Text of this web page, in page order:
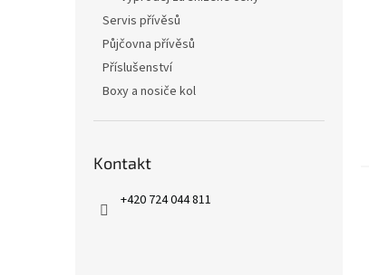
Servis přívěsů
Půjčovna přívěsů
Příslušenství
Boxy a nosiče kol
Kontakt
+420 724 044 811